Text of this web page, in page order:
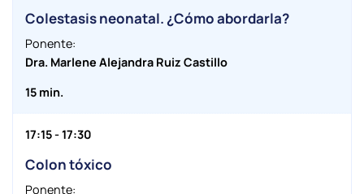
Colestasis neonatal. ¿Cómo abordarla?
Ponente:
Dra. Marlene Alejandra Ruiz Castillo
15 min.
17:15 - 17:30
Colon tóxico
Ponente: